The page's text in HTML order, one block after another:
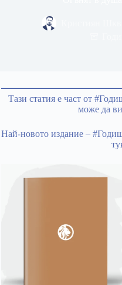
Тази статия е част от
може да
Най-новото издание –